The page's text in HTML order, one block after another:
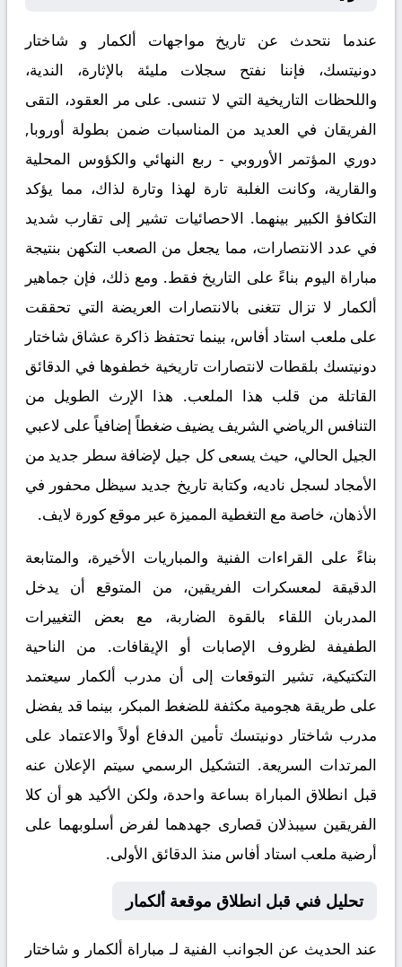
عندما نتحدث عن تاريخ مواجهات ألكمار و شاختار
دونيتسك، فإننا نفتح سجلات مليئة بالإثارة، الندية،
واللحظات التاريخية التي لا تنسى. على مر العقود، التقى
الفريقان في العديد من المناسبات ضمن بطولة أوروبا,
دوري المؤتمر الأوروبي - ربع النهائي والكؤوس المحلية
والقارية، وكانت الغلبة تارة لهذا وتارة لذاك، مما يؤكد
التكافؤ الكبير بينهما. الاحصائيات تشير إلى تقارب شديد
في عدد الانتصارات، مما يجعل من الصعب التكهن بنتيجة
مباراة اليوم بناءً على التاريخ فقط. ومع ذلك، فإن جماهير
ألكمار لا تزال تتغنى بالانتصارات العريضة التي تحققت
على ملعب استاد أفاس، بينما تحتفظ ذاكرة عشاق شاختار
دونيتسك بلقطات لانتصارات تاريخية خطفوها في الدقائق
القاتلة من قلب هذا الملعب. هذا الإرث الطويل من
التنافس الرياضي الشريف يضيف ضغطاً إضافياً على لاعبي
الجيل الحالي، حيث يسعى كل جيل لإضافة سطر جديد من
الأمجاد لسجل ناديه، وكتابة تاريخ جديد سيظل محفور في
الأذهان، خاصة مع التغطية المميزة عبر موقع كورة لايف.
بناءً على القراءات الفنية والمباريات الأخيرة، والمتابعة
الدقيقة لمعسكرات الفريقين، من المتوقع أن يدخل
المدربان اللقاء بالقوة الضاربة، مع بعض التغييرات
الطفيفة لظروف الإصابات أو الإيقافات. من الناحية
التكتيكية، تشير التوقعات إلى أن مدرب ألكمار سيعتمد
على طريقة هجومية مكثفة للضغط المبكر، بينما قد يفضل
مدرب شاختار دونيتسك تأمين الدفاع أولاً والاعتماد على
المرتدات السريعة. التشكيل الرسمي سيتم الإعلان عنه
قبل انطلاق المباراة بساعة واحدة، ولكن الأكيد هو أن كلا
الفريقين سيبذلان قصارى جهدهما لفرض أسلوبهما على
أرضية ملعب استاد أفاس منذ الدقائق الأولى.
تحليل فني قبل انطلاق موقعة ألكمار
عند الحديث عن الجوانب الفنية لـ مباراة ألكمار و شاختار